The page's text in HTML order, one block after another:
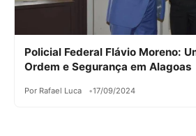
Policial Federal Flávio Moreno:
Ordem e Segurança em Alagoas
Por Rafael Luca 17/09/2024